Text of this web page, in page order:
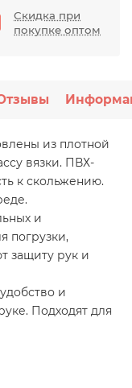
Скидка при
покупке оптом
из плотной
вязки. ПВХ-
к скольжению.
и
погрузки,
защиту рук и
и
Подходят для